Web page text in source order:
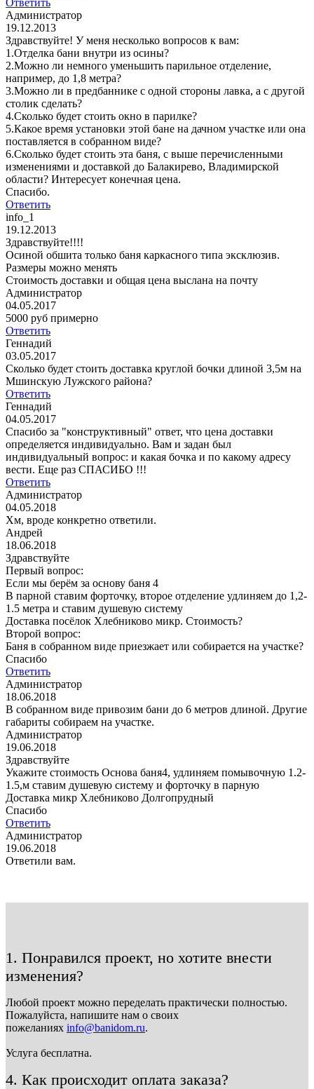
Ответить
Администратор
19.12.2013
Здравствуйте! У меня несколько вопросов к вам:
1.Отделка бани внутри из осины?
2.Можно ли немного уменьшить парильное отделение,
например, до 1,8 метра?
3.Можно ли в предбаннике с одной стороны лавка, а с другой
столик сделать?
4.Сколько будет стоить окно в парилке?
5.Какое время установки этой бане на дачном участке или она
поставляется в собранном виде?
6.Сколько будет стоить эта баня, с выше перечисленными
изменениями и доставкой до Балакирево, Владимирской
области? Интересует конечная цена.
Спасибо.
Ответить
info_1
19.12.2013
Здравствуйте!!!!
Осиной обшита только баня каркасного типа эксклюзив.
Размеры можно менять
Стоимость доставки и общая цена выслана на почту
Администратор
04.05.2017
5000 руб примерно
Ответить
Геннадий
03.05.2017
Сколько будет стоить доставка круглой бочки длиной 3,5м на
Мшинскую Лужского района?
Ответить
Геннадий
04.05.2017
Спасибо за "конструктивный" ответ, что цена доставки
определяется индивидуально. Вам и задан был
индивидуальный вопрос: и какая бочка и по какому адресу
вести. Еще раз СПАСИБО !!!
Ответить
Администратор
04.05.2018
Хм, вроде конкретно ответили.
Андрей
18.06.2018
Здравствуйте
Первый вопрос:
Если мы берём за основу баня 4
В парной ставим форточку, второе отделение удлиняем до 1,2-
1.5 метра и ставим душевую систему
Доставка посёлок Хлебниково микр. Стоимость?
Второй вопрос:
Баня в собранном виде приезжает или собирается на участке?
Спасибо
Ответить
Администратор
18.06.2018
В собранном виде привозим бани до 6 метров длиной. Другие
габариты собираем на участке.
Администратор
19.06.2018
Здравствуйте
Укажите стоимость Основа баня4, удлиняем помывочную 1.2-
1.5,м ставим душевую систему и форточку в парную
Доставка микр Хлебниково Долгопрудный
Спасибо
Ответить
Администратор
19.06.2018
Ответили вам.
1. Понравился проект, но хотите внести
изменения?
Любой проект можно переделать практически полностью.
Пожалуйста, напишите нам о своих
пожеланиях info@banidom.ru.
Услуга бесплатна.
4. Как происходит оплата заказа?